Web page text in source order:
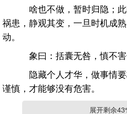
啥也不做，暂时归隐；此
祸患，静观其变，一旦时机成
动。
象曰：括囊无咎，慎不害
隐藏个人才华，做事情要
谨慎，才能够没有危害。
4.文言曰：坤至柔而动也
展开剩余